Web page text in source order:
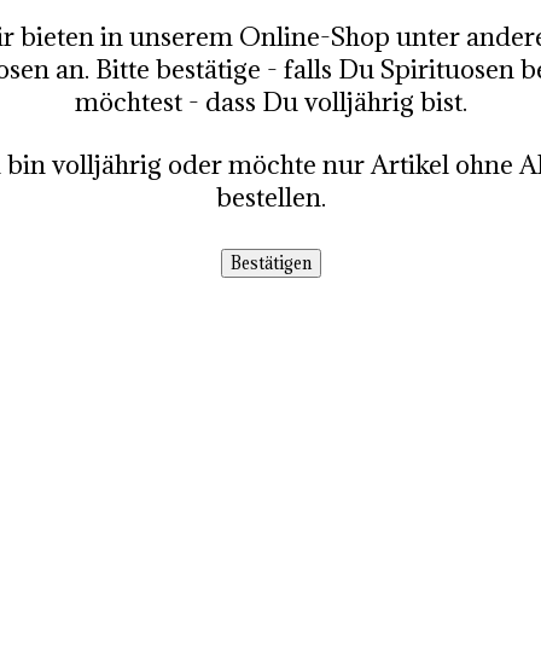
bieten in unserem Online-Shop unter
an. Bitte bestätige - falls Du Spirituosen
möchtest - dass Du volljährig bist.
bin volljährig oder möchte nur Artikel ohne
bestellen.
Bestätigen